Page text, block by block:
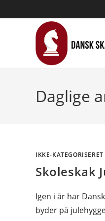
to
Daglige
IKKE-KATEGORISERET
Skoleskak
Igen i år har
byder på